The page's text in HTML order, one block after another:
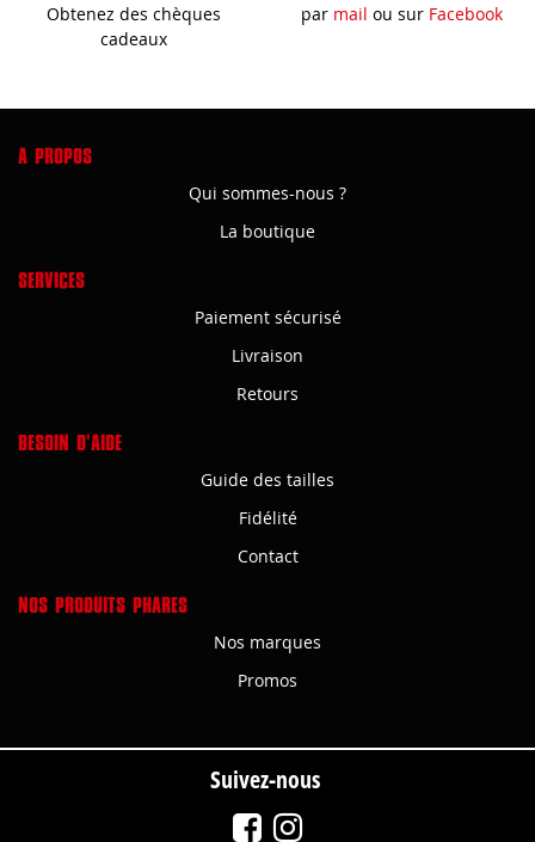
Obtenez des chèques
cadeaux
par mail ou sur Facebook
A PROPOS
Qui sommes-nous ?
La boutique
SERVICES
Paiement sécurisé
Livraison
Retours
BESOIN D'AIDE
Guide des tailles
Fidélité
Contact
NOS PRODUITS PHARES
Nos marques
Promos
Suivez-nous